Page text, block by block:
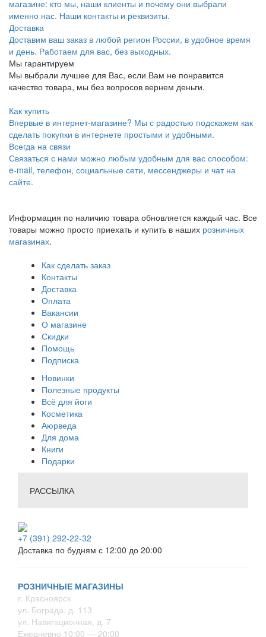
магазине: кто мы, наши клиенты и почему они выбрали
именно нас. Наши контакты и реквизиты.
Доставка
Доставим ваш заказ в любой регион России, в удобное время
и день. Работаем для вас, без выходных.
Мы гарантируем
Мы выбрали лучшее для Вас, если Вам не понравится
качество товара, мы без вопросов вернем деньги.
Как купить
Впервые в интернет-магазине? Мы с радостью подскажем как
сделать покупки в интернете простыми и удобными.
Всегда на связи
Связаться с нами можно любым удобным для вас способом:
e-mail, телефон, социальные сети, мессенджеры и чат на
сайте.
Информация по наличию товара обновляется каждый час. Все
товары можно просто приехать и купить в наших розничных
магазинах.
Как сделать заказ
Контакты
Доставка
Оплата
Вакансии
О магазине
Скидки
Помощь
Подписка
Новинки
Полезные продукты
Всё для йоги
Косметика
Аюрведа
Для дома
Книги
Подарки
РАССЫЛКА
+7 (391) 292-22-32
Доставка по будням с 12:00 до 20:00
РОЗНИЧНЫЕ МАГАЗИНЫ
г. Красноярск
ул. Бограда, д. 113
ул. Навигационная, д. 7
Ежедневно 10:00 — 20:00